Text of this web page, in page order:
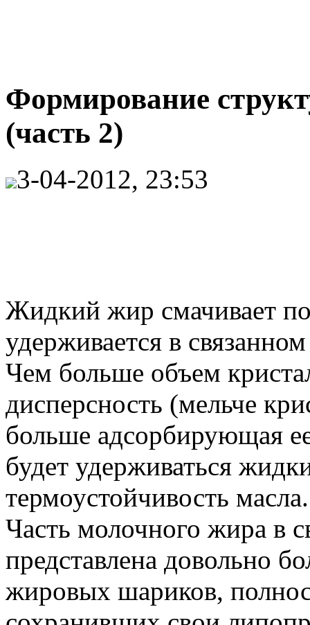
Формирование
(часть 2)
3-04-2012, 23:53
Жидкий жир смачивает
удерживается в
Чем больше объем
дисперсность (мельче
больше адсорбирующая
будет удерживаться
термоустойчивость масла.
Часть молочного жира в
представлена довольно
жировых шариков,